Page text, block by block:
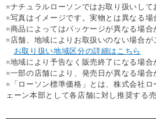
※ナチュラルローソンではお取り扱いして
※写真はイメージです。実物とは異なる場
※商品によってはパッケージが異なる場合
※店舗、地域によりお取扱いのない場合が
お取り扱い地域区分の詳細はこちら
※地域により予告なく販売終了になる場合
※一部の店舗により、発売日が異なる場合
※「ローソン標準価格」とは、株式会社
ェーン本部として各店舗に対し推奨する